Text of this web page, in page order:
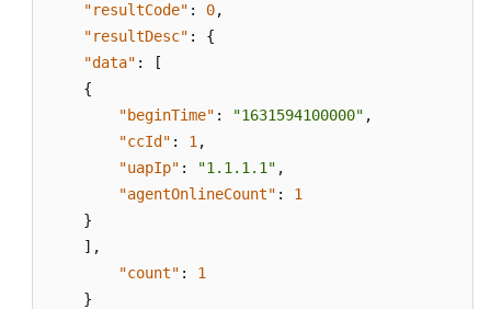
口
系
查
"resultCode" : 0,
"resultDesc" :
{
"data" :
[
{
"beginTime" : "1631594100000" ,
"ccId" : 1 ,
"uapIp" : "1.1.1.1" ,
"agentOnlineCount" :
1
}
] ,
"count" :
1
}